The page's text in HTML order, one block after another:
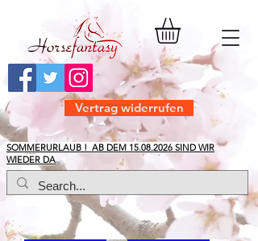
​SOMMERURLAUB ! AB DEM 15.08.2026 SIND WIR
WIEDER DA
Vertrag widerrufen